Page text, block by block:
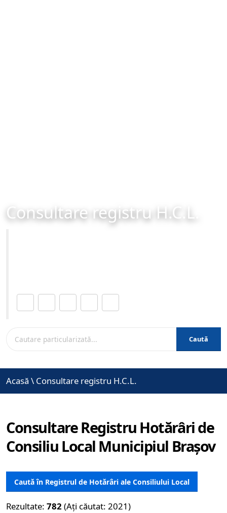
Consultare registru H.C.L.
Caută
Acasă \ Consultare registru H.C.L.
Consultare Registru Hotărâri de
Consiliu Local Municipiul Brașov
Caută în Registrul de Hotărâri ale Consiliului Local
Rezultate: 782 (Ați căutat: 2021)